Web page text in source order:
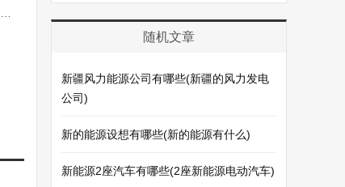
随机文章
新疆风力能源公司有哪些(新疆的风力发电
公司)
新的能源设想有哪些(新的能源有什么)
新能源2座汽车有哪些(2座新能源电动汽车)